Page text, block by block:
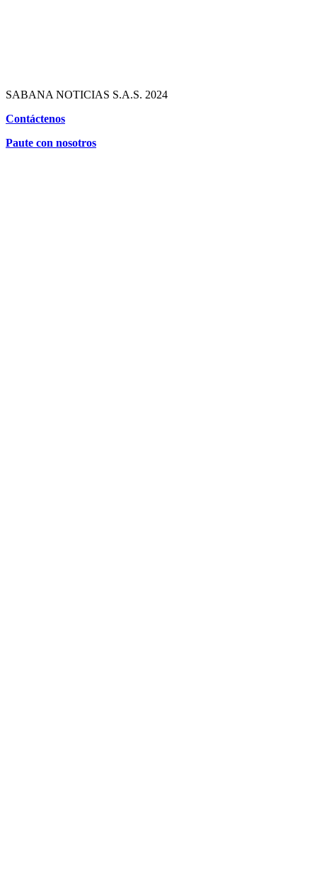
SABANA NOTICIAS S.A.S. 2024
Contáctenos
Paute con nosotros